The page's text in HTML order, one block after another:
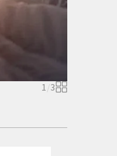
1 /3